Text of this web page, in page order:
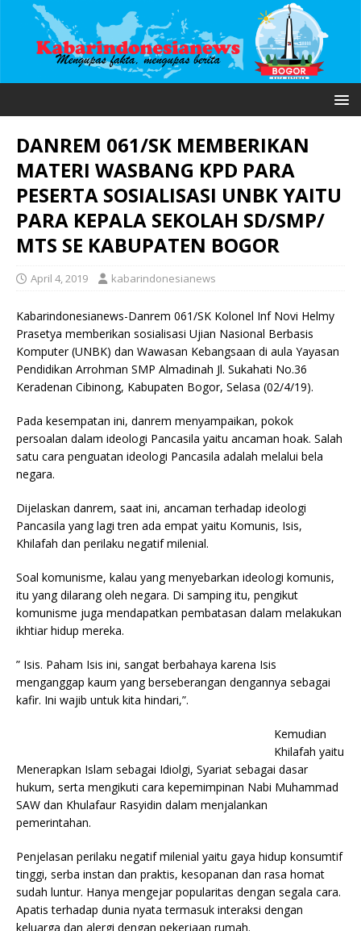
DANREM 061/SK MEMBERIKAN
MATERI WASBANG KPD PARA
PESERTA SOSIALISASI UNBK YAITU
PARA KEPALA SEKOLAH SD/SMP/
MTS SE KABUPATEN BOGOR
April 4, 2019 kabarindonesianews
Kabarindonesianews-Danrem 061/SK Kolonel Inf Novi Helmy
Prasetya memberikan sosialisasi Ujian Nasional Berbasis
Komputer (UNBK) dan Wawasan Kebangsaan di aula Yayasan
Pendidikan Arrohman SMP Almadinah Jl. Sukahati No.36
Keradenan Cibinong, Kabupaten Bogor, Selasa (02/4/19).
Pada kesempatan ini, danrem menyampaikan, pokok
persoalan dalam ideologi Pancasila yaitu ancaman hoak. Salah
satu cara penguatan ideologi Pancasila adalah melalui bela
negara.
Dijelaskan danrem, saat ini, ancaman terhadap ideologi
Pancasila yang lagi tren ada empat yaitu Komunis, Isis,
Khilafah dan perilaku negatif milenial.
Soal komunisme, kalau yang menyebarkan ideologi komunis,
itu yang dilarang oleh negara. Di samping itu, pengikut
komunisme juga mendapatkan pembatasan dalam melakukan
ikhtiar hidup mereka.
” Isis. Paham Isis ini, sangat berbahaya karena Isis
menganggap kaum yang berseberangan dengannya sebagai
kafir. Ini wajib untuk kita hindari,”.
Kemudian
Khilafah yaitu
Menerapkan Islam sebagai Idiolgi, Syariat sebagai dasar
hukum, serta mengikuti cara kepemimpinan Nabi Muhammad
SAW dan Khulafaur Rasyidin dalam menjalankan
pemerintahan.
Penjelasan perilaku negatif milenial yaitu gaya hidup konsumtif
tinggi, serba instan dan praktis, kesopanan dan rasa homat
sudah luntur. Hanya mengejar popularitas dengan segala cara.
Apatis terhadap dunia nyata termasuk interaksi dengan
keluarga dan alergi dengan pekerjaan rumah.